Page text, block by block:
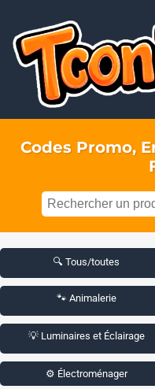
Codes Promo,
🔍 Tous/toutes
🐾 Animalerie
💡 Luminaires et Éclairage
⚙️ Électroménager